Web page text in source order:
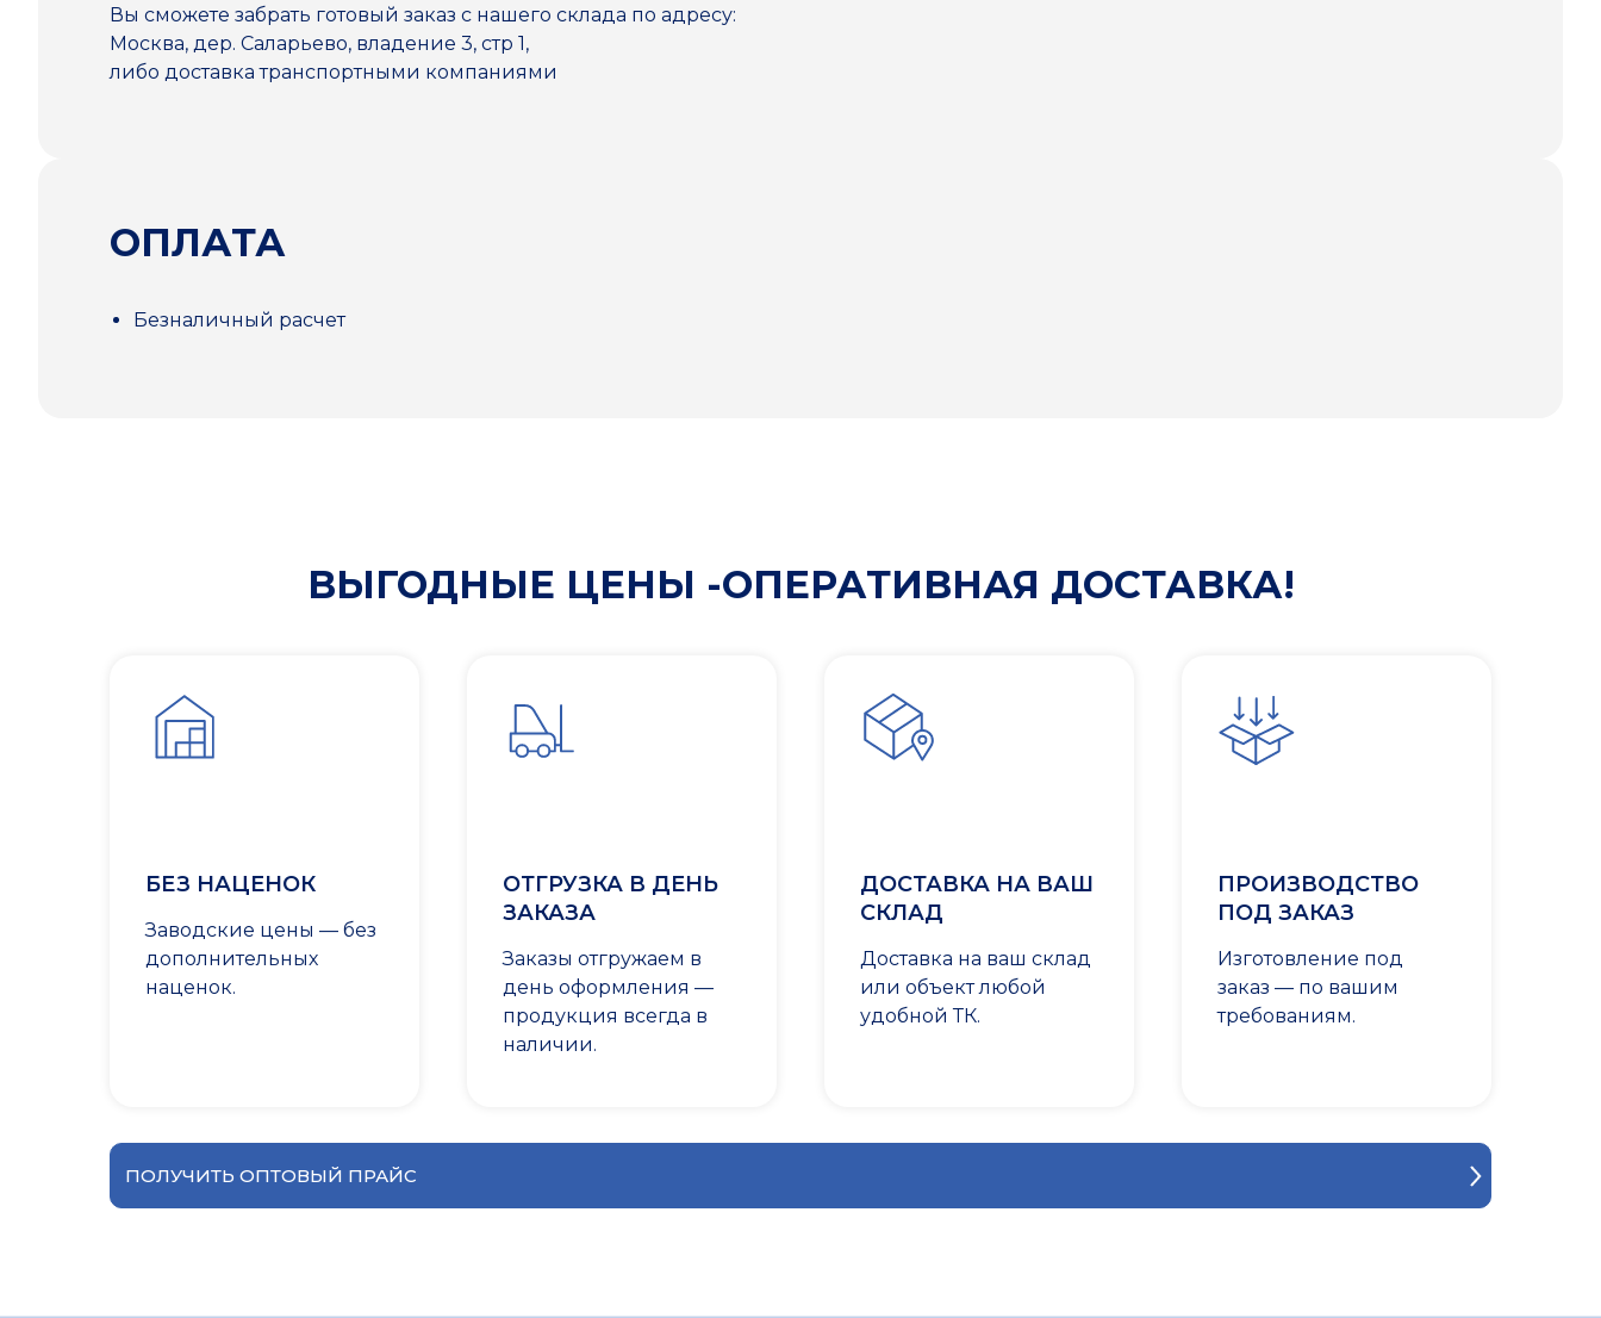
Вы сможете забрать готовый заказ с нашего склада по адресу:
Москва, дер. Саларьево, владение 3, стр 1,
либо доставка транспортными компаниями
ОПЛАТА
Безналичный расчет
ВЫГОДНЫЕ ЦЕНЫ -ОПЕРАТИВНАЯ ДОСТАВКА!
БЕЗ НАЦЕНОК
Заводские цены — без
дополнительных
наценок.
ОТГРУЗКА В ДЕНЬ
ЗАКАЗА
Заказы отгружаем в
день оформления —
продукция всегда в
наличии.
ДОСТАВКА НА ВАШ
СКЛАД
Доставка на ваш склад
или объект любой
удобной ТК.
ПРОИЗВОДСТВО
ПОД ЗАКАЗ
Изготовление под
заказ — по вашим
требованиям.
ПОЛУЧИТЬ ОПТОВЫЙ ПРАЙС